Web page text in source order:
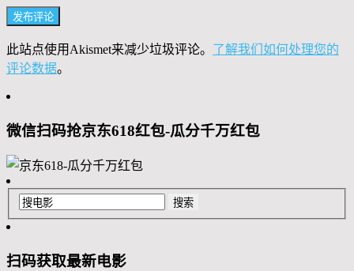
此站点使用Akismet来减少垃圾评论。 了解我们如何处理您的
评论数据。
微信扫码抢京东618红包-瓜分千万红包
扫码获取最新电影